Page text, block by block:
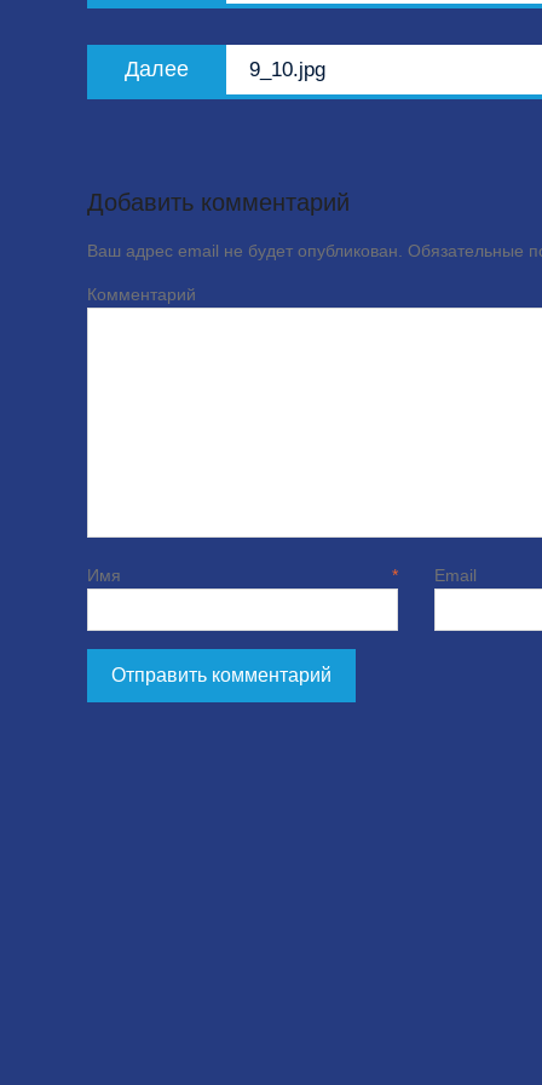
Далее
запись:
9_10.jpg
Добавить комментарий
Ваш адрес email не будет опубликован. Обязательные
Имя *